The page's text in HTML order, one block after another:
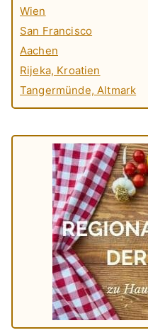
Wien
San Francisco
Aachen
Rijeka, Kroatien
Tangermünde, Altmark